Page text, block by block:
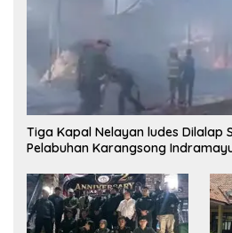
Tiga Kapal Nelayan ludes Dilalap
Pelabuhan Karangsong